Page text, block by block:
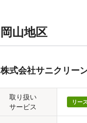
岡山地区
株式会社サニクリー
取り扱い
サービス
リース